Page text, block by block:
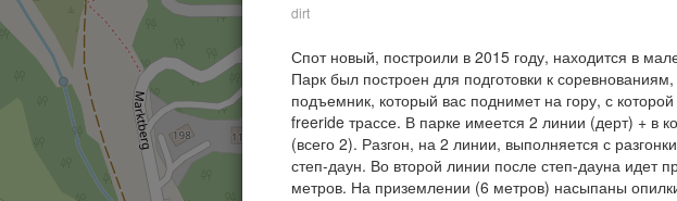
dirt
Спот новый, построили в 2015 году, находится в
Парк был построен для подготовки к
подъемник, который вас поднимет на гору, с
freeride трассе. В парке имеется 2 линии (дерт) + в
(всего 2). Разгон, на 2 линии, выполняется с
степ-даун. Во второй линии после степ-дауна идет
метров. На приземлении (6 метров) насыпаны